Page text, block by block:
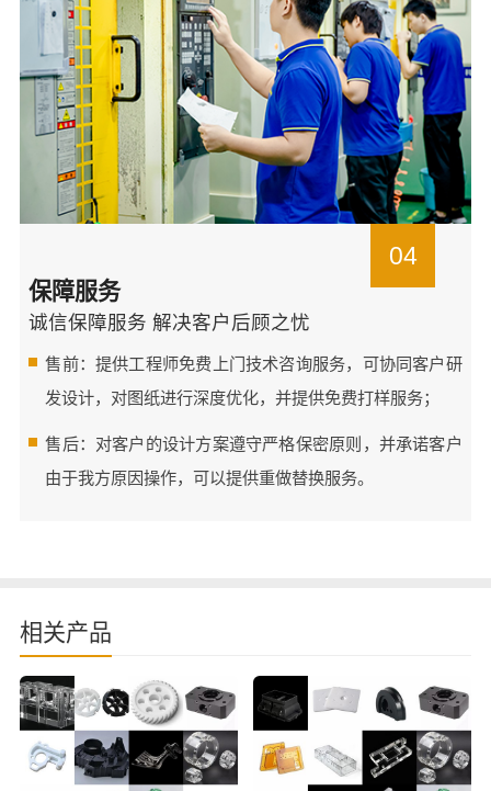
04
保障服务
诚信保障服务 解决客户后顾之忧
售前：提供工程师免费上门技术咨询服务，可协同客户研
发设计，对图纸进行深度优化，并提供免费打样服务；
售后：对客户的设计方案遵守严格保密原则，并承诺客户
由于我方原因操作，可以提供重做替换服务。
相关产品